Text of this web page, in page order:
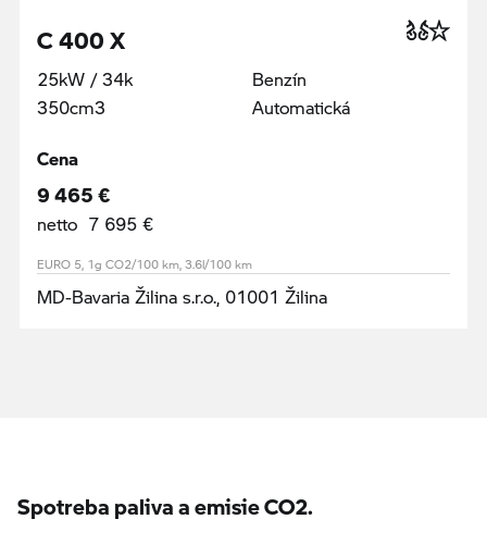
C 400 X
25kW / 34k
350cm3
Benzín
Automatická
Cena
9 465 €
netto 7 695 €
EURO 5, 1g CO2/100 km, 3.6l/100 km
MD-Bavaria Žilina s.r.o., 01001 Žilina
Spotreba paliva a emisie CO2.